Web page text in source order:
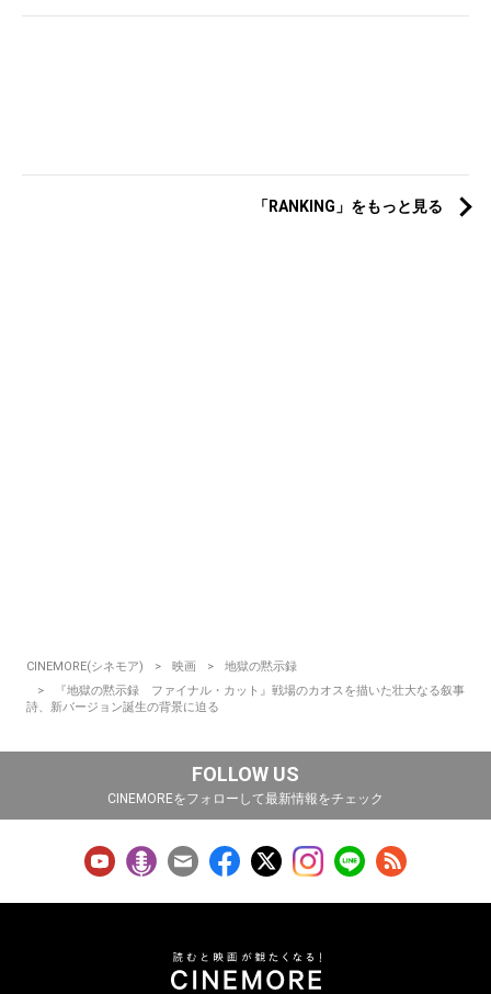
「RANKING」をもっと見る
CINEMORE(シネモア) 映画
地獄の黙示録
『地獄の黙示録 ファイナル・カット』戦場のカオスを描いた壮大なる叙事
詩、新バージョン誕生の背景に迫る
FOLLOW US
CINEMOREをフォローして最新情報をチェック